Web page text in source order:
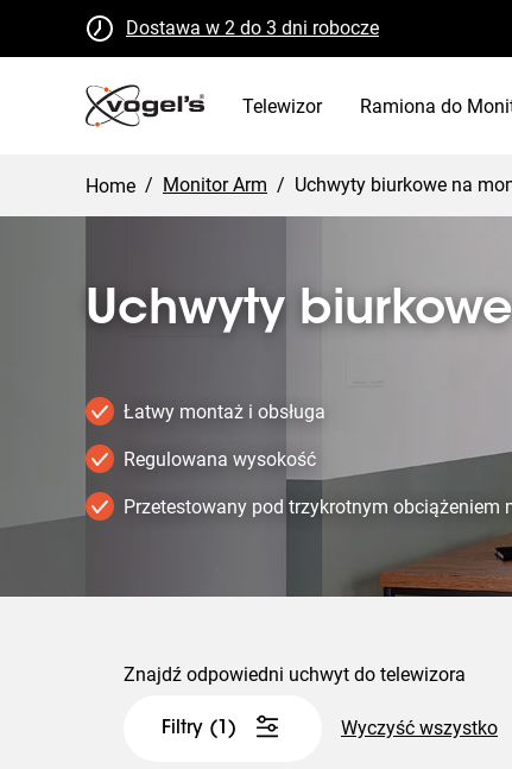
Dostawa w 2 do 3 dni robocze
Darmowe zwroty w ciągu 30 dni
Certyfikat B CorpTelewizor Ramiona do
Home / Monitor Arm / Uchwyty biurkowe na
Uchwyty
Łatwy montaż i obsługa
Regulowana wysokość
Przetestowany pod trzykrotnym obciążeniem
Znajdź odpowiedni uchwyt do telewizora
Filtry (1) Wyczyść wszystko